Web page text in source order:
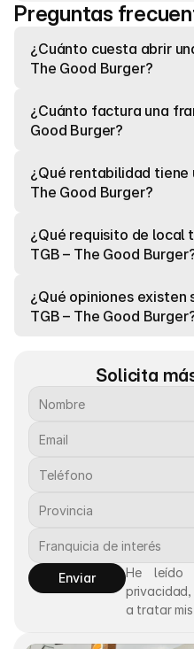
Preguntas
¿Cuánto cuesta abrir
The Good Burger?
¿Cuánto factura una
Good Burger?
¿Qué rentabilidad tiene
The Good Burger?
¿Qué requisito de local
TGB – The Good
¿Qué opiniones existen
TGB – The Good
Solicita
Enviar
He
a tratar